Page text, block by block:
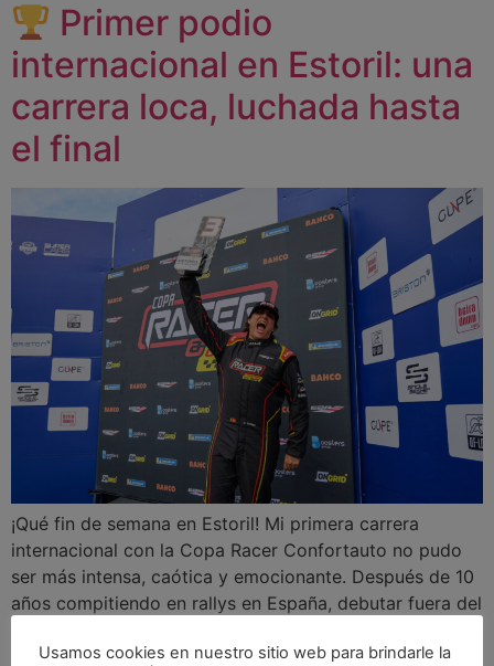
Primer podio
internacional en Estoril: una
carrera loca, luchada hasta
el final
¡Qué fin de semana en Estoril! Mi primera carrera
internacional con la Copa Racer Confortauto no pudo
ser más intensa, caótica y emocionante. Después de 10
años compitiendo en rallys en España, debutar fuera del
primer podio internacional ha sido un sueño cumplido…
Usamos cookies en nuestro sitio web para brindarle la